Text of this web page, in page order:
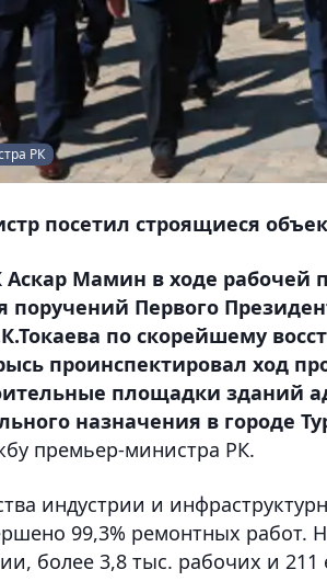
РК
посетил строящиеся
Мамин в ходе рабочей
поручений Первого
по скорейшему
проинспектировал ход
площадки зданий
назначения в городе
премьер-министра РК.
индустрии и
99,3% ремонтных работ.
более 3,8 тыс. рабочих и